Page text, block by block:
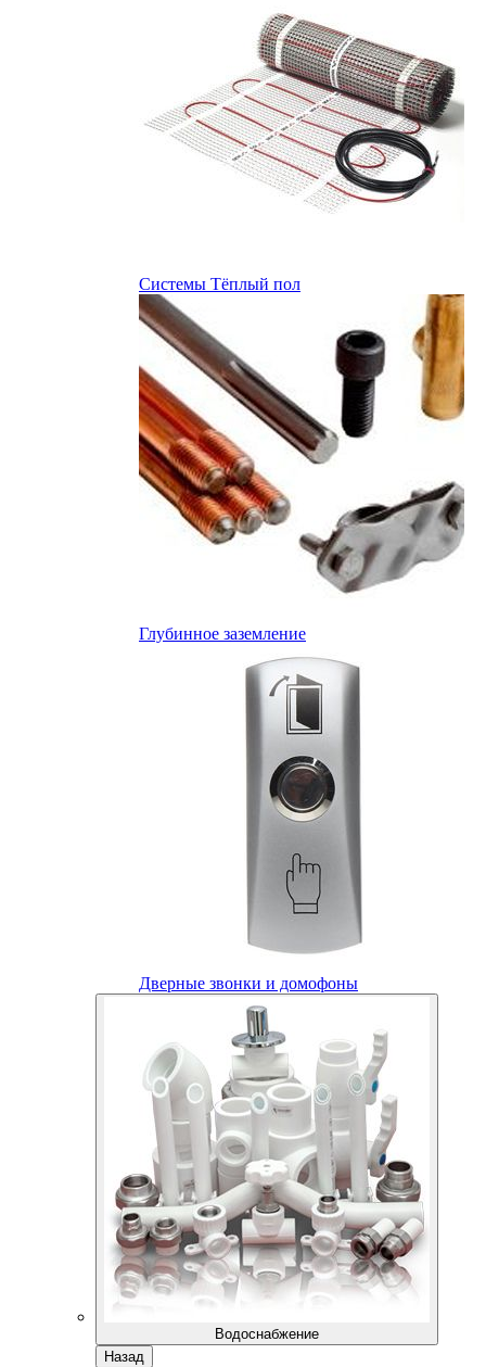
Системы Тёплый пол
Глубинное заземление
Дверные звонки и домофоны
Водоснабжение
Назад